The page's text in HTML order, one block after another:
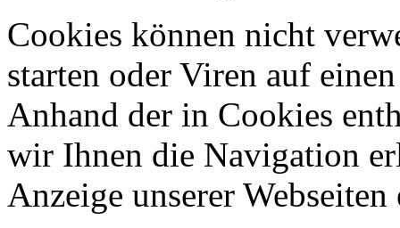
Cookies können nicht
starten oder Viren auf
Anhand der in Cookies
wir Ihnen die Navigation
Anzeige unserer